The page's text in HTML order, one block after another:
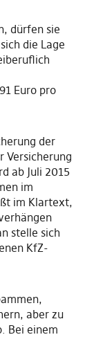
dürfen sie
die Lage
Euro pro
der
Versicherung
ab Juli 2015
im
im Klartext,
stelle sich
KfZ-
aber zu
Bei einem